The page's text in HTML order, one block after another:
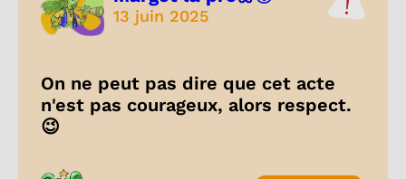
13 juin 2025
On ne peut pas dire que cet acte
n'est pas courageux, alors respect.
😉